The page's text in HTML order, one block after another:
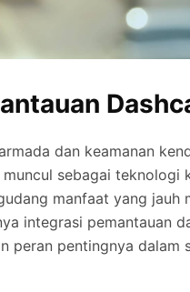
dan keamanan
sebagai teknologi
manfaat yang jauh
integrasi pemantauan
peran pentingnya dalam